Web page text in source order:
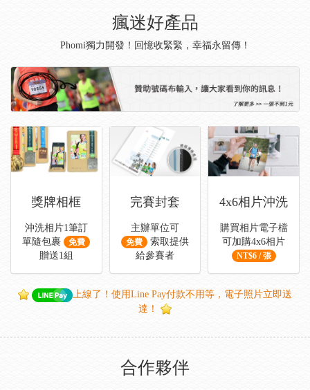
瘋迷好產品
Phomi獨力開發！回憶收緊緊，幸福永留傳！
獎牌相框
沖洗相片1筆訂
單隨包裹 免費
贈送1組
完賽封套
主辦單位可
免費 索取提供
給參賽者
4x6相片沖洗
購買相片電子檔
可加購4x6相片
NT$6 / 張
上線了！使用Line Pay付款不用等，電子照片立即送
達！
合作夥伴